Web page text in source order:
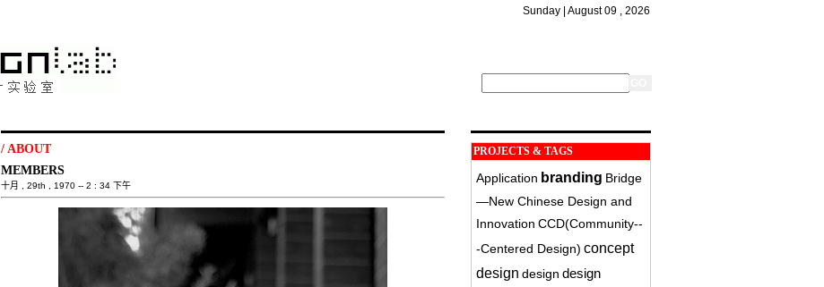
Sunday | August 09 , 2026
/ ABOUT
MEMBERS
十月 , 29th , 1970 -- 2 : 34 下午
PROJECTS & TAGS
Application branding Bridge
—New Chinese Design and
Innovation CCD(Community-­
‐Centered Design) concept
design design design